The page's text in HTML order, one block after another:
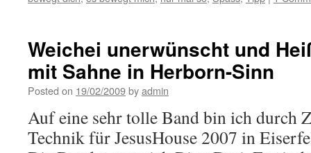
Weichei unerwünscht und
mit Sahne in Herborn-Sinn
Posted on 19/02/2009byadmin
Auf eine sehr tolle Band bin ich durch
Technik für JesusHouse 2007 in